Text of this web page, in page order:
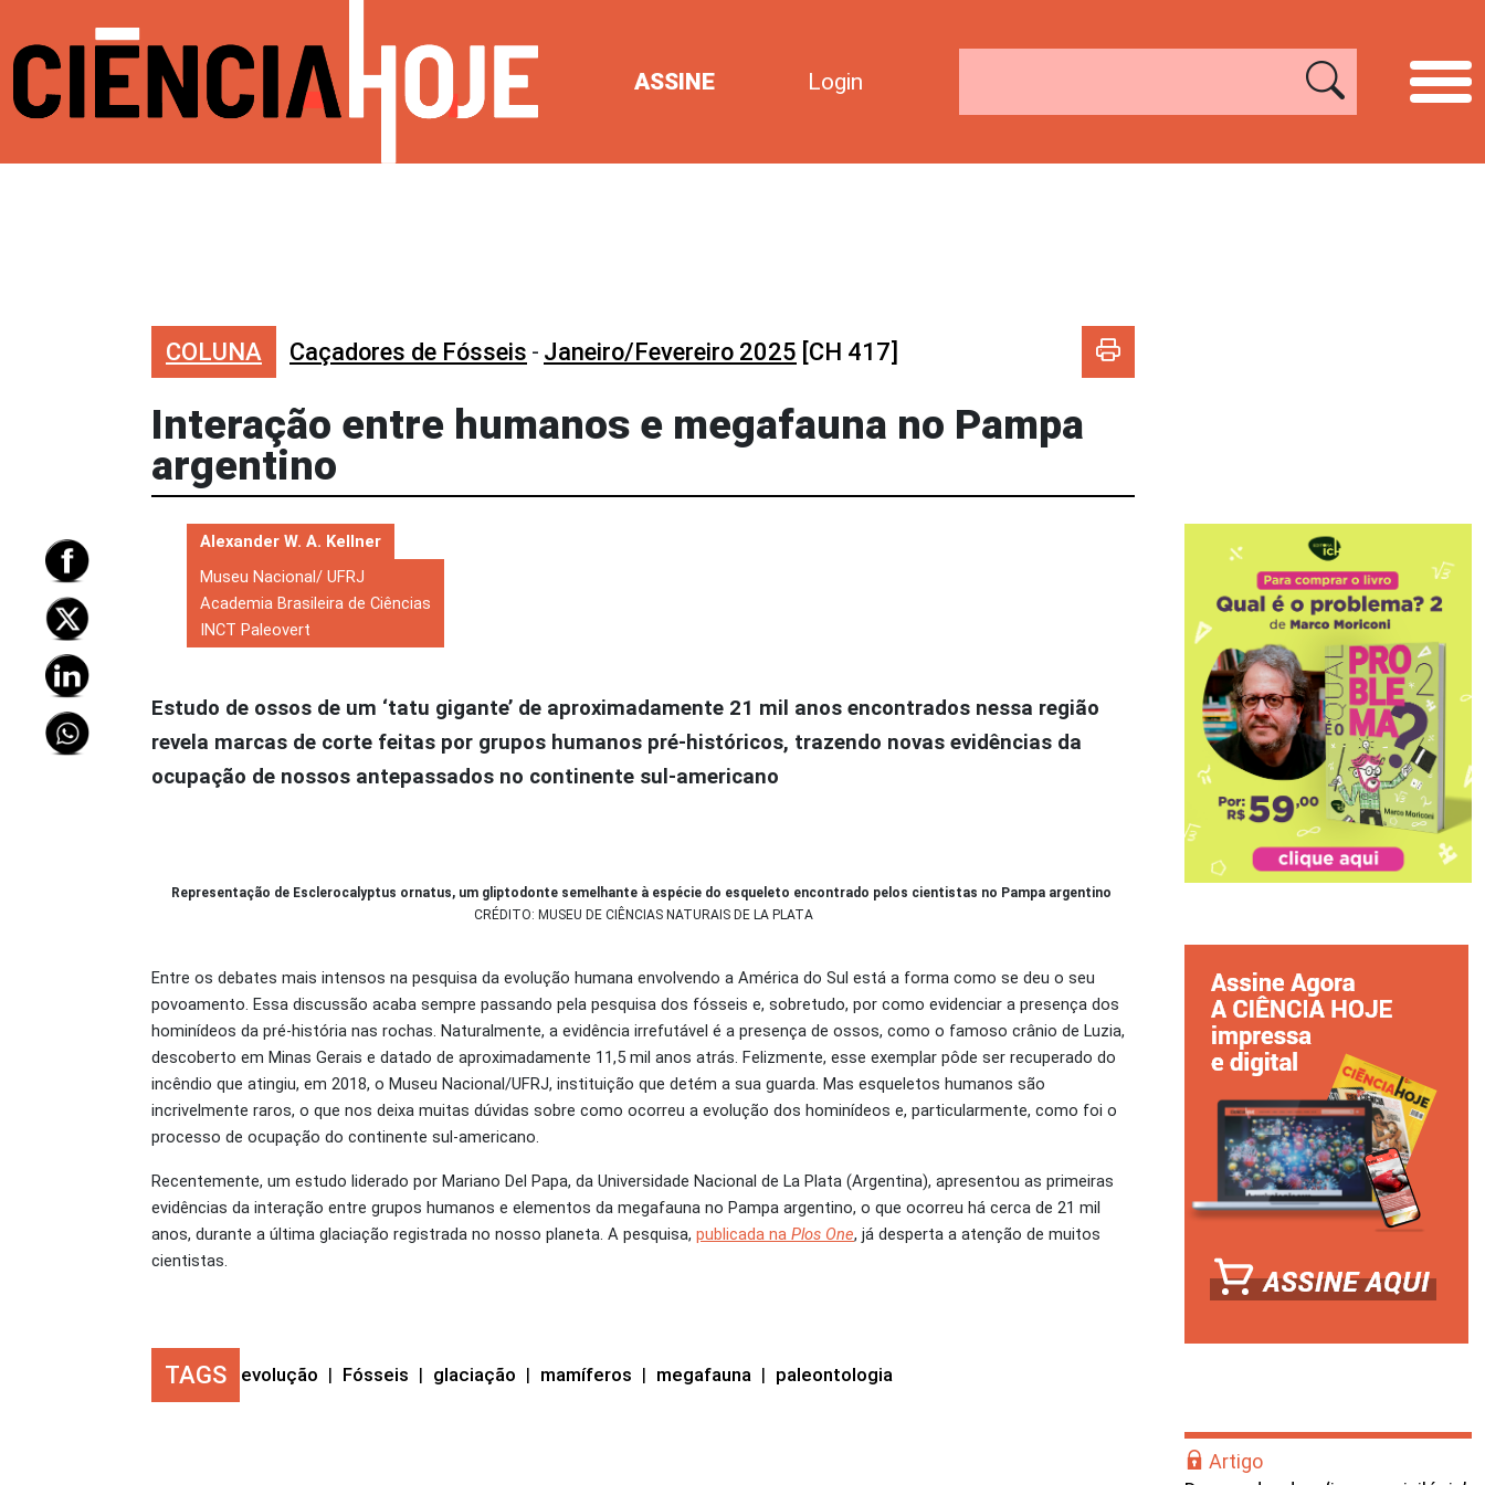
ASSINE Login
COLUNA Caçadores de Fósseis - Janeiro/Fevereiro 2025 [CH 417]
Interação entre humanos e megafauna no Pampa
argentino
Alexander W. A. Kellner
Museu Nacional/ UFRJ
Academia Brasileira de Ciências
INCT Paleovert
Estudo de ossos de um ‘tatu gigante’ de aproximadamente 21 mil anos encontrados nessa região
revela marcas de corte feitas por grupos humanos pré-históricos, trazendo novas evidências da
ocupação de nossos antepassados no continente sul-americano
Representação de Esclerocalyptus ornatus, um gliptodonte semelhante à espécie do esqueleto encontrado pelos cientistas no Pampa argentino
CRÉDITO: MUSEU DE CIÊNCIAS NATURAIS DE LA PLATA
Entre os debates mais intensos na pesquisa da evolução humana envolvendo a América do Sul está a forma como se deu o seu
povoamento. Essa discussão acaba sempre passando pela pesquisa dos fósseis e, sobretudo, por como evidenciar a presença dos
hominídeos da pré-história nas rochas. Naturalmente, a evidência irrefutável é a presença de ossos, como o famoso crânio de Luzia,
descoberto em Minas Gerais e datado de aproximadamente 11,5 mil anos atrás. Felizmente, esse exemplar pôde ser recuperado do
incêndio que atingiu, em 2018, o Museu Nacional/UFRJ, instituição que detém a sua guarda. Mas esqueletos humanos são
incrivelmente raros, o que nos deixa muitas dúvidas sobre como ocorreu a evolução dos hominídeos e, particularmente, como foi o
processo de ocupação do continente sul-americano.
Recentemente, um estudo liderado por Mariano Del Papa, da Universidade Nacional de La Plata (Argentina), apresentou as primeiras
evidências da interação entre grupos humanos e elementos da megafauna no Pampa argentino, o que ocorreu há cerca de 21 mil
anos, durante a última glaciação registrada no nosso planeta. A pesquisa, publicada na Plos One, já desperta a atenção de muitos
cientistas.
TAGS evolução | Fósseis | glaciação | mamíferos | megafauna | paleontologia
Artigo